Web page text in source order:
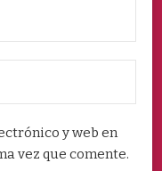
y web en
vez que comente.